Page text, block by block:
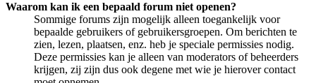
Waarom kan ik een bepaald forum niet openen?
Sommige forums zijn mogelijk alleen toegankelijk voor
bepaalde gebruikers of gebruikersgroepen. Om berichten te
zien, lezen, plaatsen, enz. heb je speciale permissies nodig.
Deze permissies kan je alleen van moderators of beheerders
krijgen, zij zijn dus ook degene met wie je hierover contact